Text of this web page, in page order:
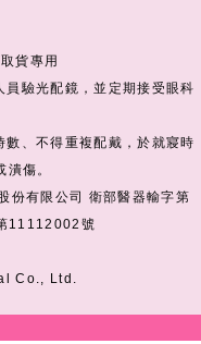
貨專用
驗光配鏡，並定期接受眼科
、不得重複配戴，於就寢時
傷。
份有限公司 衛部醫器輸字第
11112002號
Co., Ltd.